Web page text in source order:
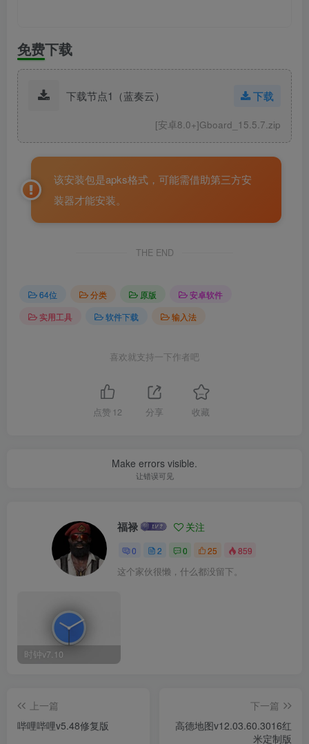
免费下载
下载节点1（蓝奏云） 下载
[安卓8.0+]Gboard_15.5.7.zip
该安装包是apks格式，可能需借助第三方安
装器才能安装。
THE END
64位 分类 原版
安卓软件
实用工具
软件下载 输入法
喜欢就支持一下作者吧
点赞 12 分享 收藏
Make errors visible.
让错误可见
福禄 关注
0 2 0 25 859
这个家伙很懒，什么都没留下。
时钟v7.10
上一篇
哔哩哔哩v5.48修复版
下一篇
高德地图v12.03.60.3016红
米定制版